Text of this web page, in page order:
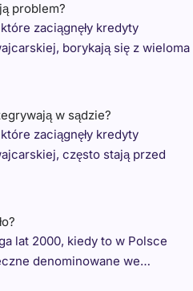
problem?
zaciągnęły kredyty
borykają się z wieloma
w sądzie?
zaciągnęły kredyty
często stają przed
lat 2000, kiedy to w Polsce
denominowane we…